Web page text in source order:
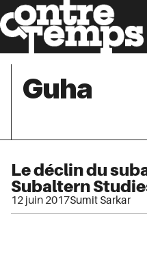
Guha
Le déclin du
Subaltern
12 juin 2017Sumit Sarkar